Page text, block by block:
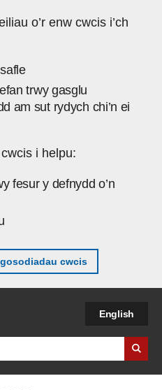
o’r enw cwcis i’ch
trwy gasglu
am sut rydych chi’n ei
i helpu:
fesur y defnydd o’n
cwcis
English